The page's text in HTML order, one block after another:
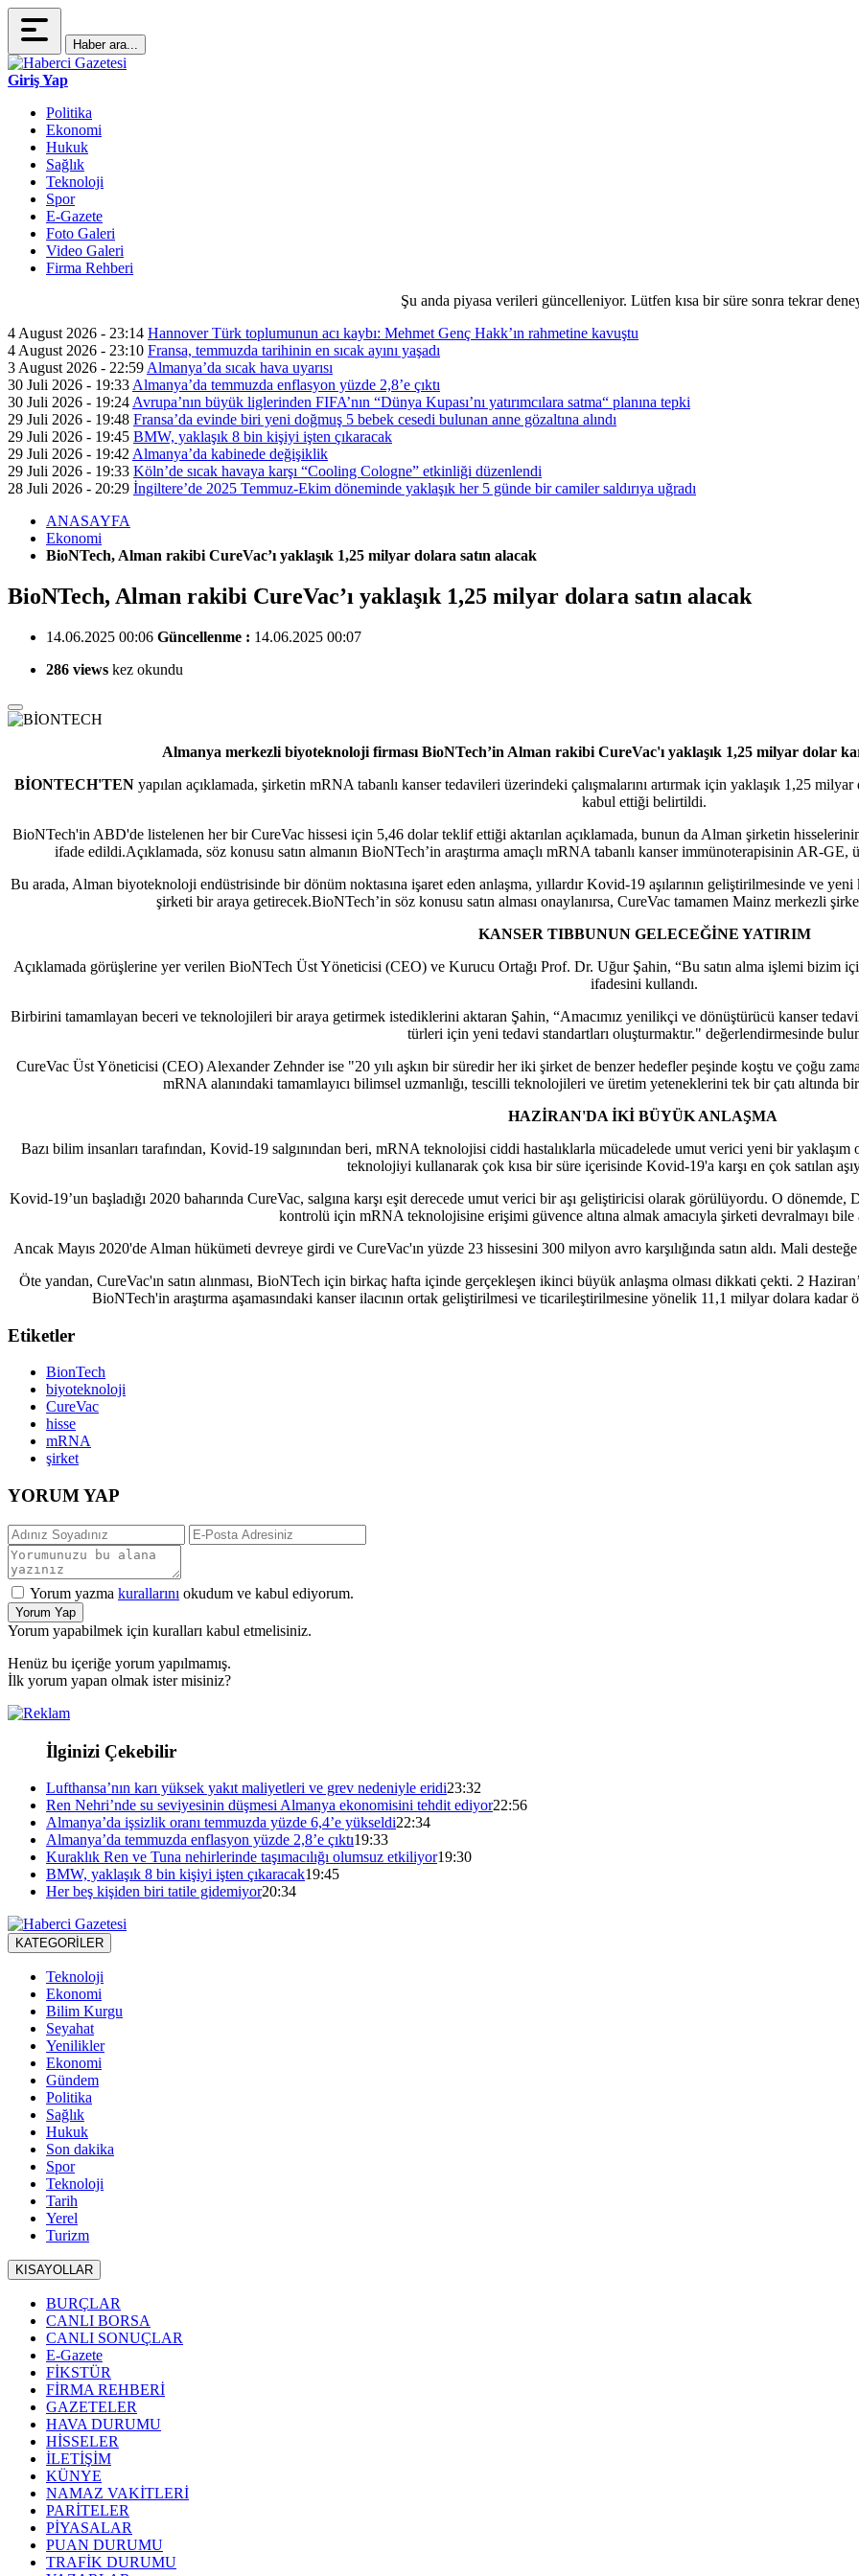
Haber ara...
Giriş Yap
Politika
Ekonomi
Hukuk
Sağlık
Teknoloji
Spor
E-Gazete
Foto Galeri
Video Galeri
Firma Rehberi
Şu anda piyasa verileri güncelleniyor. Lütfen kısa bir süre sonra tekrar
4 August 2026 - 23:14 Hannover Türk toplumunun acı kaybı: Mehmet Genç Hakk’ın rahmetine kavuştu
4 August 2026 - 23:10 Fransa, temmuzda tarihinin en sıcak ayını yaşadı
3 August 2026 - 22:59 Almanya’da sıcak hava uyarısı
30 Juli 2026 - 19:33 Almanya’da temmuzda enflasyon yüzde 2,8’e çıktı
30 Juli 2026 - 19:24 Avrupa’nın büyük liglerinden FIFA’nın “Dünya Kupası’nı yatırımcılara satma“ planına tepki
29 Juli 2026 - 19:48 Fransa’da evinde biri yeni doğmuş 5 bebek cesedi bulunan anne gözaltına alındı
29 Juli 2026 - 19:45 BMW, yaklaşık 8 bin kişiyi işten çıkaracak
29 Juli 2026 - 19:42 Almanya’da kabinede değişiklik
29 Juli 2026 - 19:33 Köln’de sıcak havaya karşı “Cooling Cologne” etkinliği düzenlendi
28 Juli 2026 - 20:29 İngiltere’de 2025 Temmuz-Ekim döneminde yaklaşık her 5 günde bir camiler saldırıya uğradı
ANASAYFA
Ekonomi
BioNTech, Alman rakibi CureVac’ı yaklaşık 1,25 milyar dolara satın alacak
BioNTech, Alman rakibi CureVac’ı yaklaşık 1,25 milyar dolara satın alacak
14.06.2025 00:06 Güncellenme : 14.06.2025 00:07
286 views kez okundu
Almanya merkezli biyoteknoloji firması BioNTech’in Alman rakibi CureVac'ı yaklaşık 1,25 milyar dolar
BİONTECH'TEN yapılan açıklamada, şirketin mRNA tabanlı kanser tedavileri üzerindeki çalışmalarını artırmak için yaklaşık 1,25
kabul ettiği belirtildi.
BioNTech'in ABD'de listelenen her bir CureVac hissesi için 5,46 dolar teklif ettiği aktarılan açıklamada, bunun da Alman şirketin
ifade edildi.Açıklamada, söz konusu satın almanın BioNTech’in araştırma amaçlı mRNA tabanlı kanser immünoterapisinin AR-
Bu arada, Alman biyoteknoloji endüstrisinde bir dönüm noktasına işaret eden anlaşma, yıllardır Kovid-19 aşılarının geliştirilmesinde ve
şirketi bir araya getirecek.BioNTech’in söz konusu satın alması onaylanırsa, CureVac tamamen Mainz merkezli
KANSER TIBBUNUN GELECEĞİNE YATIRIM
Açıklamada görüşlerine yer verilen BioNTech Üst Yöneticisi (CEO) ve Kurucu Ortağı Prof. Dr. Uğur Şahin, “Bu satın alma işlemi bizim için
ifadesini kullandı.
Birbirini tamamlayan beceri ve teknolojileri bir araya getirmek istediklerini aktaran Şahin, “Amacımız yenilikçi ve dönüştürücü kanser
türleri için yeni tedavi standartları oluşturmaktır." değerlendirmesinde
CureVac Üst Yöneticisi (CEO) Alexander Zehnder ise "20 yılı aşkın bir süredir her iki şirket de benzer hedefler peşinde koştu ve çoğu
mRNA alanındaki tamamlayıcı bilimsel uzmanlığı, tescilli teknolojileri ve üretim yeteneklerini tek bir çatı altında
HAZİRAN'DA İKİ BÜYÜK ANLAŞMA
Bazı bilim insanları tarafından, Kovid-19 salgınından beri, mRNA teknolojisi ciddi hastalıklarla mücadelede umut verici yeni bir
teknolojiyi kullanarak çok kısa bir süre içerisinde Kovid-19'a karşı en çok satılan
Kovid-19’un başladığı 2020 baharında CureVac, salgına karşı eşit derecede umut verici bir aşı geliştiricisi olarak görülüyordu. O
kontrolü için mRNA teknolojisine erişimi güvence altına almak amacıyla şirketi devralmayı bile
Ancak Mayıs 2020'de Alman hükümeti devreye girdi ve CureVac'ın yüzde 23 hissesini 300 milyon avro karşılığında satın aldı. Mali
Öte yandan, CureVac'ın satın alınması, BioNTech için birkaç hafta içinde gerçekleşen ikinci büyük anlaşma olması dikkati çekti. 2
BioNTech'in araştırma aşamasındaki kanser ilacının ortak geliştirilmesi ve ticarileştirilmesine yönelik 11,1 milyar dolara kadar
Etiketler
BionTech
biyoteknoloji
CureVac
hisse
mRNA
şirket
YORUM YAP
Yorum yazma kurallarını okudum ve kabul ediyorum.
Yorum Yap
Yorum yapabilmek için kuralları kabul etmelisiniz.
Henüz bu içeriğe yorum yapılmamış.
İlk yorum yapan olmak ister misiniz?
İlginizi Çekebilir
Lufthansa’nın karı yüksek yakıt maliyetleri ve grev nedeniyle eridi23:32
Ren Nehri’nde su seviyesinin düşmesi Almanya ekonomisini tehdit ediyor22:56
Almanya’da işsizlik oranı temmuzda yüzde 6,4’e yükseldi22:34
Almanya’da temmuzda enflasyon yüzde 2,8’e çıktı19:33
Kuraklık Ren ve Tuna nehirlerinde taşımacılığı olumsuz etkiliyor19:30
BMW, yaklaşık 8 bin kişiyi işten çıkaracak19:45
Her beş kişiden biri tatile gidemiyor20:34
KATEGORİLER
Teknoloji
Ekonomi
Bilim Kurgu
Seyahat
Yenilikler
Ekonomi
Gündem
Politika
Sağlık
Hukuk
Son dakika
Spor
Teknoloji
Tarih
Yerel
Turizm
KISAYOLLAR
BURÇLAR
CANLI BORSA
CANLI SONUÇLAR
E-Gazete
FİKSTÜR
FİRMA REHBERİ
GAZETELER
HAVA DURUMU
HİSSELER
İLETİŞİM
KÜNYE
NAMAZ VAKİTLERİ
PARİTELER
PİYASALAR
PUAN DURUMU
TRAFİK DURUMU